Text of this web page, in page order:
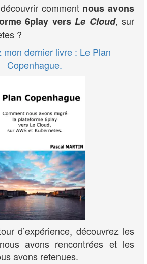
comment nous avons
6play versLe Cloud, sur
?
mon dernier livre : Le Plan
Copenhague.
d’expérience, découvrez les
avons rencontrées et les
avons retenues.